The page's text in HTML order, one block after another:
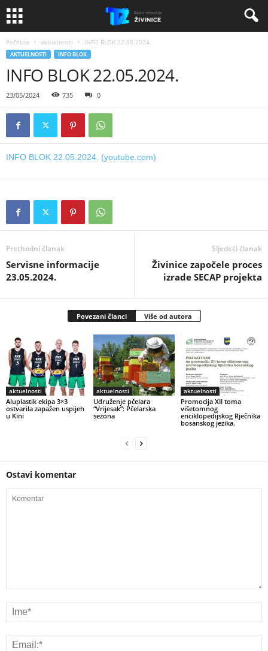
Početna aktuelnosti INFO BLOK 22.05.2024.
AKTUELNOSTI INFO BLOK
INFO BLOK 22.05.2024.
23/05/2024 735 0
INFO BLOK 22.05.2024. (youtube.com)
Prethodni članak
Servisne informacije
23.05.2024.
Sljedeći članak
Živinice započele proces
izrade SECAP projekta
Povezani članci Više od autora
aktuelnosti
Aluplastik ekipa 3×3
ostvarila zapažen uspijeh
u Kini
aktuelnosti
Udruženje pčelara
“Vrijesak”: Pčelarska
sezona
aktuelnosti
Promocija XII toma
višetomnog
enciklopedijskog Rječnika
bosanskog jezika.
Ostavi komentar